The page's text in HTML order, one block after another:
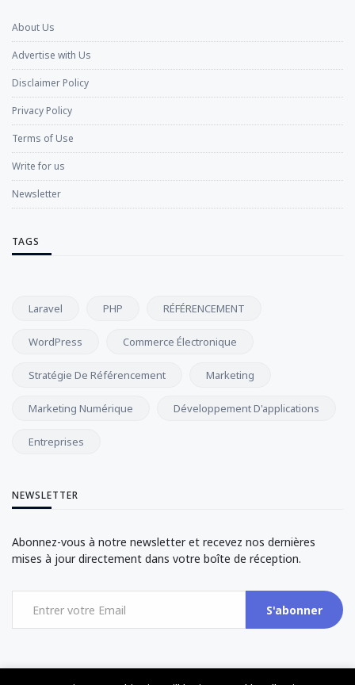
About Us
Advertise with Us
Disclaimer Policy
Privacy Policy
Terms of Use
Write for us
Newsletter
TAGS
Laravel PHP RÉFÉRENCEMENT
WordPress Commerce Électronique
Stratégie De Référencement Marketing
Marketing Numérique Développement D'applications
Entreprises
NEWSLETTER
Abonnez-vous à notre newsletter et recevez nos dernières
mises à jour directement dans votre boîte de réception.
S'abonner